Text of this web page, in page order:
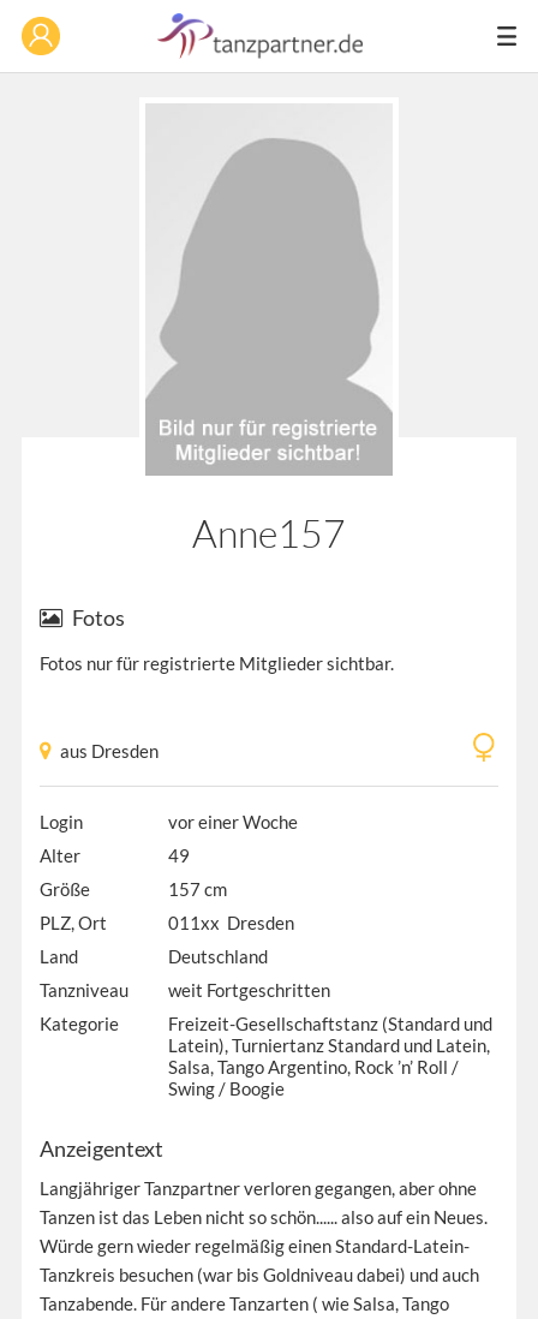
Anne157
Fotos
Fotos nur für registrierte Mitglieder sichtbar.
aus Dresden
Login
vor einer Woche
Alter
49
Größe
157 cm
PLZ, Ort
011xx Dresden
Land
Deutschland
Tanzniveau
weit Fortgeschritten
Kategorie
Freizeit-Gesellschaftstanz (Standard und
Latein), Turniertanz Standard und Latein,
Salsa, Tango Argentino, Rock ’n’ Roll /
Swing / Boogie
Anzeigentext
Langjähriger Tanzpartner verloren gegangen, aber ohne
Tanzen ist das Leben nicht so schön...... also auf ein Neues.
Würde gern wieder regelmäßig einen Standard-Latein-
Tanzkreis besuchen (war bis Goldniveau dabei) und auch
Tanzabende. Für andere Tanzarten ( wie Salsa, Tango